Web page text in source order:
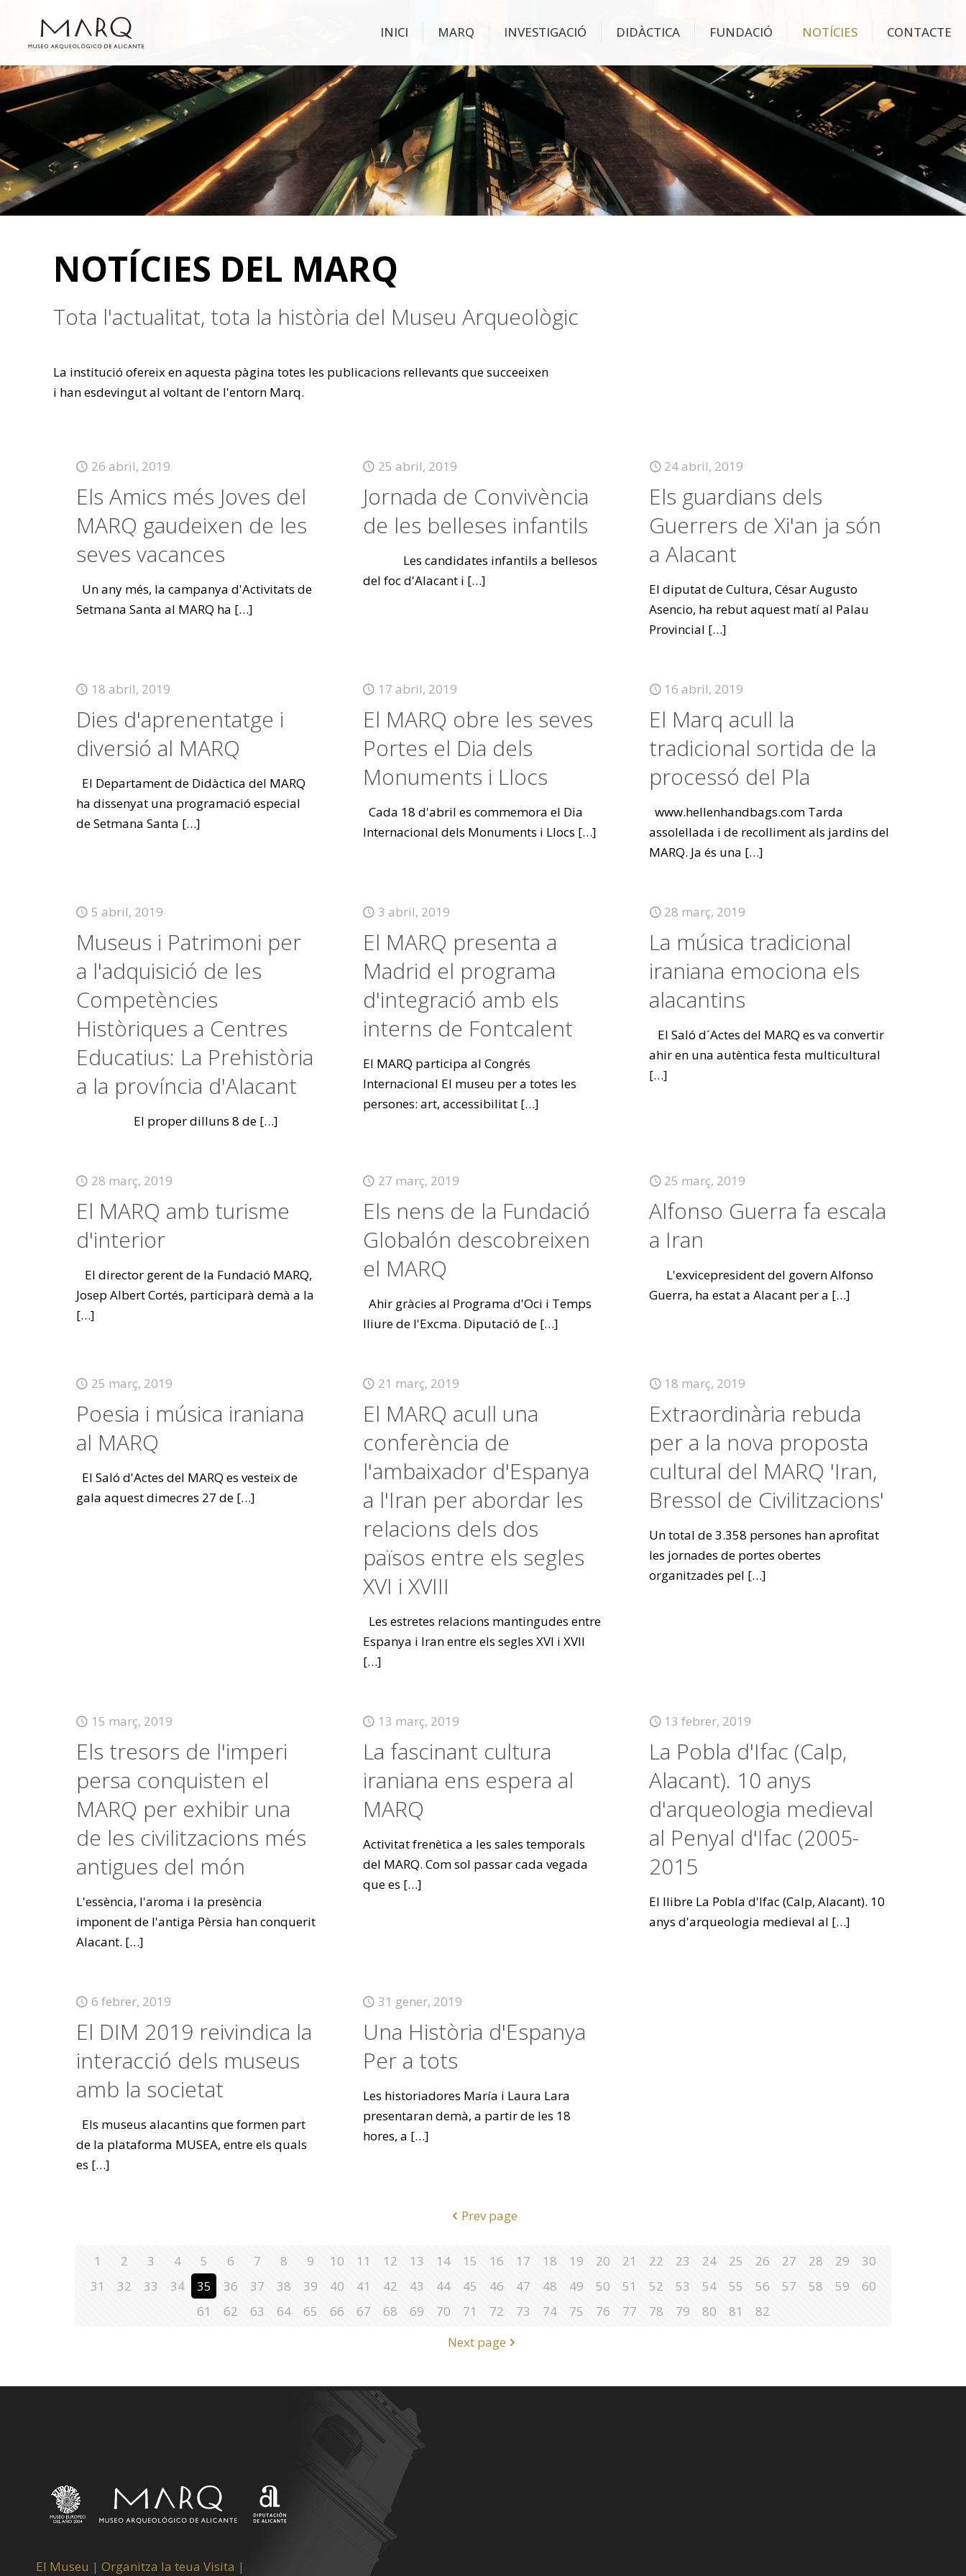
INICI MARQ INVESTIGACIÓ DIDÀCTICA FUNDACIÓ NOTÍCIES CONTACTE
NOTÍCIES DEL MARQ
Tota l'actualitat, tota la història del Museu Arqueològic
La institució ofereix en aquesta pàgina totes les publicacions rellevants que succeeixen
i han esdevingut al voltant de l'entorn Marq.
26 abril, 2019
Els Amics més Joves del
MARQ gaudeixen de les
seves vacances
Un any més, la campanya d'Activitats de
Setmana Santa al MARQ ha […]
25 abril, 2019
Jornada de Convivència
de les belleses infantils
Les candidates infantils a bellesos
del foc d'Alacant i […]
24 abril, 2019
Els guardians dels
Guerrers de Xi'an ja són
a Alacant
El diputat de Cultura, César Augusto
Asencio, ha rebut aquest matí al Palau
Provincial […]
18 abril, 2019
Dies d'aprenentatge i
diversió al MARQ
El Departament de Didàctica del MARQ
ha dissenyat una programació especial
de Setmana Santa […]
17 abril, 2019
El MARQ obre les seves
Portes el Dia dels
Monuments i Llocs
Cada 18 d'abril es commemora el Dia
Internacional dels Monuments i Llocs […]
16 abril, 2019
El Marq acull la
tradicional sortida de la
processó del Pla
www.hellenhandbags.com Tarda
assolellada i de recolliment als jardins del
MARQ. Ja és una […]
5 abril, 2019
Museus i Patrimoni per
a l'adquisició de les
Competències
Històriques a Centres
Educatius: La Prehistòria
a la província d'Alacant
El proper dilluns 8 de[…]
3 abril, 2019
El MARQ presenta a
Madrid el programa
d'integració amb els
interns de Fontcalent
El MARQ participa al Congrés
Internacional El museu per a totes les
persones: art, accessibilitat[…]
28 març, 2019
La música tradicional
iraniana emociona els
alacantins
El Saló d´Actes del MARQ es va convertir
ahir en una autèntica festa multicultural
[…]
28 març, 2019
El MARQ amb turisme
d'interior
El director gerent de la Fundació MARQ,
Josep Albert Cortés, participarà demà a la
[…]
27 març, 2019
Els nens de la Fundació
Globalón descobreixen
el MARQ
Ahir gràcies al Programa d'Oci i Temps
lliure de l'Excma. Diputació de[…]
25 març, 2019
Alfonso Guerra fa escala
a Iran
L'exvicepresident del govern Alfonso
Guerra, ha estat a Alacant per a […]
25 març, 2019
Poesia i música iraniana
al MARQ
El Saló d'Actes del MARQ es vesteix de
gala aquest dimecres 27 de[…]
21 març, 2019
El MARQ acull una
conferència de
l'ambaixador d'Espanya
a l'Iran per abordar les
relacions dels dos
països entre els segles
XVI i XVIII
Les estretes relacions mantingudes entre
Espanya i Iran entre els segles XVI i XVII
[…]
18 març, 2019
Extraordinària rebuda
per a la nova proposta
cultural del MARQ 'Iran,
Bressol de Civilitzacions'
Un total de 3.358 persones han aprofitat
les jornades de portes obertes
organitzades pel […]
15 març, 2019
Els tresors de l'imperi
persa conquisten el
MARQ per exhibir una
de les civilitzacions més
antigues del món
L'essència, l'aroma i la presència
imponent de l'antiga Pèrsia han conquerit
Alacant. […]
13 març, 2019
La fascinant cultura
iraniana ens espera al
MARQ
Activitat frenètica a les sales temporals
del MARQ. Com sol passar cada vegada
que es […]
13 febrer, 2019
La Pobla d'Ifac (Calp,
Alacant). 10 anys
d'arqueologia medieval
al Penyal d'Ifac (2005-
2015
El llibre La Pobla d'Ifac (Calp, Alacant). 10
anys d'arqueologia medieval al […]
6 febrer, 2019
El DIM 2019 reivindica la
interacció dels museus
amb la societat
Els museus alacantins que formen part
de la plataforma MUSEA, entre els quals
es […]
31 gener, 2019
Una Història d'Espanya
Per a tots
Les historiadores María i Laura Lara
presentaran demà, a partir de les 18
hores, a […]
Prev page
1 2 3 4 5 6 7 8 9 10 11 12 13 14 15 16 17 18 19 20 21 22 23 24 25 26 27 28 29
30
31
32 33 34 35 36 37 38 39 40 41 42 43 44 45 46 47 48 49 50 51 52 53 54 55 56 57 58 59
60
61
62 63 64 65 66 67 68 69 70 71 72 73 74 75 76 77 78 79 80 81
82
Next page
El Museu | Organitza la teua Visita |